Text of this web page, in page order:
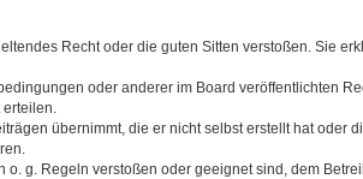
Recht oder die guten Sitten verstoßen. Sie
oder anderer im Board veröffentlichten
übernimmt, die er nicht selbst erstellt hat oder
g. Regeln verstoßen oder geeignet sind, dem